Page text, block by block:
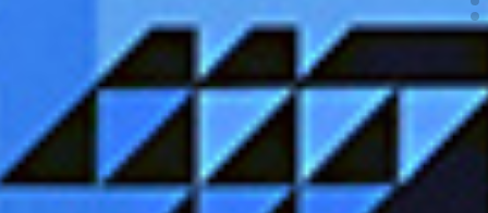
receipt_long 購入履歴
credit_card 決済情報